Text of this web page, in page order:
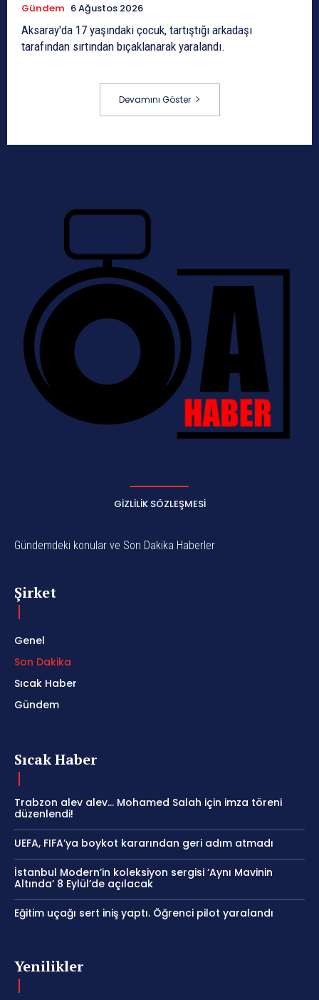
Gündem 6 Ağustos 2026
Aksaray'da 17 yaşındaki çocuk, tartıştığı arkadaşı
tarafından sırtından bıçaklanarak yaralandı.
Devamını Göster
GIZLILIK SÖZLEŞMESI
Gündemdeki konular ve Son Dakika Haberler
Şirket
Genel
Son Dakika
Sıcak Haber
Gündem
Sıcak Haber
Trabzon alev alev… Mohamed Salah için imza töreni
düzenlendi!
UEFA, FIFA’ya boykot kararından geri adım atmadı
İstanbul Modern’in koleksiyon sergisi ‘Aynı Mavinin
Altında’ 8 Eylül’de açılacak
Eğitim uçağı sert iniş yaptı. Öğrenci pilot yaralandı
Yenilikler